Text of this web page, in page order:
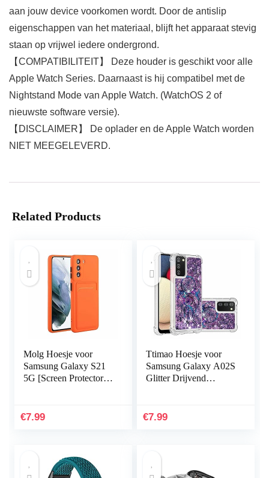
aan jouw device voorkomen wordt. Door de antislip
eigenschappen van het materiaal, blijft het apparaat stevig
staan op vrijwel iedere ondergrond.
【COMPATIBILITEIT】 Deze houder is geschikt voor alle
Apple Watch Series. Daarnaast is hij compatibel met de
Nightstand Mode van Apple Watch. (WatchOS 2 of
nieuwste software versie).
【DISCLAIMER】 De oplader en de Apple Watch worden
NIET MEEGELEVERD.
Related Products
Molg Hoesje voor
Samsung Galaxy S21
5G [Screen Protector]
Proof
€7.99
Ttimao Hoesje voor
Samsung Galaxy A02S
Glitter Drijvend
Transparant Zacht
€7.99